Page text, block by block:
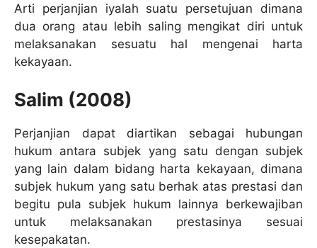
Arti perjanjian iyalah suatu persetujuan dimana
dua orang atau lebih saling mengikat diri untuk
melaksanakan sesuatu hal mengenai harta
kekayaan.
Salim (2008)
Perjanjian dapat diartikan sebagai hubungan
hukum antara subjek yang satu dengan subjek
yang lain dalam bidang harta kekayaan, dimana
subjek hukum yang satu berhak atas prestasi dan
begitu pula subjek hukum lainnya berkewajiban
untuk melaksanakan prestasinya sesuai
kesepakatan.